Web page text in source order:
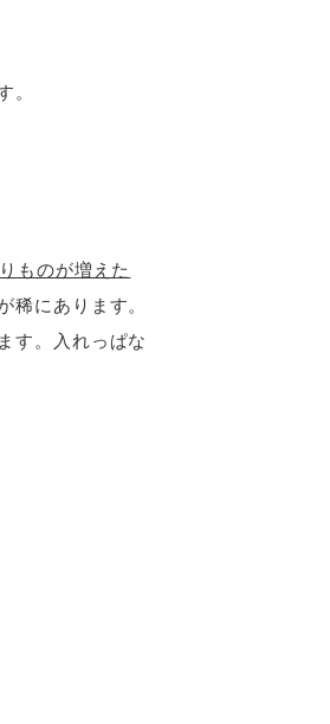
。
ものが増えた
稀にあります。
す。入れっぱな